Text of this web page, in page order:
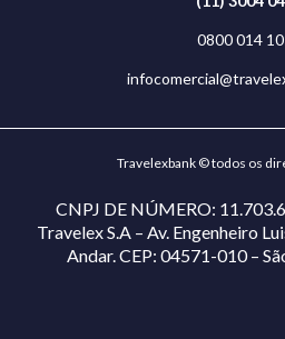
0800 014
Travelexbank © todos os
CNPJ DE NÚMERO:
Travelex S.A – Av. Engenheiro
Andar. CEP: 04571-010 –